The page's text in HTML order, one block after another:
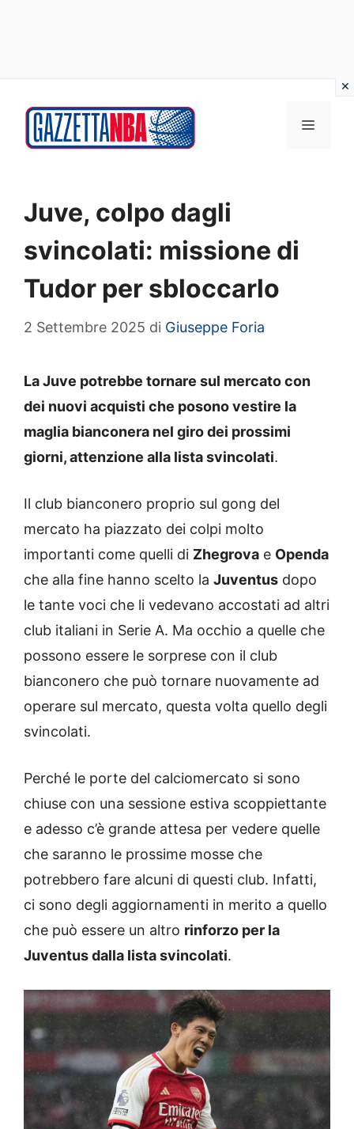
contenuto
MENU
Juve, colpo dagli
svincolati: missione di
Tudor per sbloccarlo
2 Settembre 2025 di Giuseppe Foria
La Juve potrebbe tornare sul mercato con
dei nuovi acquisti che posono vestire la
maglia bianconera nel giro dei prossimi
giorni, attenzione alla lista svincolati.
Il club bianconero proprio sul gong del
mercato ha piazzato dei colpi molto
importanti come quelli di Zhegrova e Openda
che alla fine hanno scelto la Juventus dopo
le tante voci che li vedevano accostati ad altri
club italiani in Serie A. Ma occhio a quelle che
possono essere le sorprese con il club
bianconero che può tornare nuovamente ad
operare sul mercato, questa volta quello degli
svincolati.
Perché le porte del calciomercato si sono
chiuse con una sessione estiva scoppiettante
e adesso c’è grande attesa per vedere quelle
che saranno le prossime mosse che
potrebbero fare alcuni di questi club. Infatti,
ci sono degli aggiornamenti in merito a quello
che può essere un altro rinforzo per la
Juventus dalla lista svincolati.